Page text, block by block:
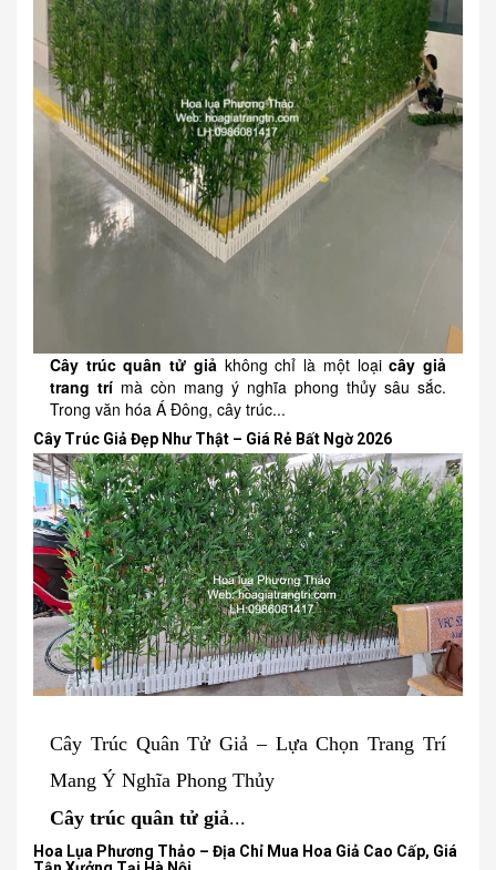
Cây trúc quân tử giảkhông chỉ là một loạicây giả
trang trí mà còn mang ý nghĩa phong thủy sâu sắc.
Trong văn hóa Á Đông, cây trúc...
Cây Trúc Giả Đẹp Như Thật – Giá Rẻ Bất Ngờ 2026
Cây Trúc Quân Tử Giả – Lựa Chọn Trang Trí
Mang Ý Nghĩa Phong Thủy
Cây trúc quân tử giả...
Hoa Lụa Phương Thảo – Địa Chỉ Mua Hoa Giả Cao Cấp, Giá